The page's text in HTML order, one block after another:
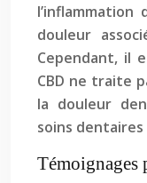
douleur
Cependant, il
CBD ne traite
la douleur
soins dentaires
Témoignages